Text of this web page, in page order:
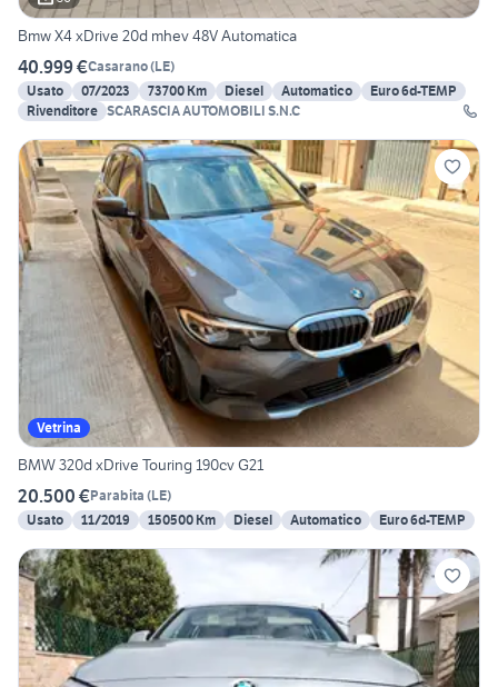
Bmw X4 xDrive 20d mhev 48V Automatica
40.999 €Casarano(LE)
Usato
07/2023 73700 Km Diesel Automatico
Euro 6d-TEMP
Rivenditore SCARASCIA AUTOMOBILI S.N.C
Vetrina
BMW 320d xDrive Touring 190cv G21
20.500 €Parabita (LE)
Usato
11/2019 150500 Km Diesel Automatico Euro 6d-TEMP